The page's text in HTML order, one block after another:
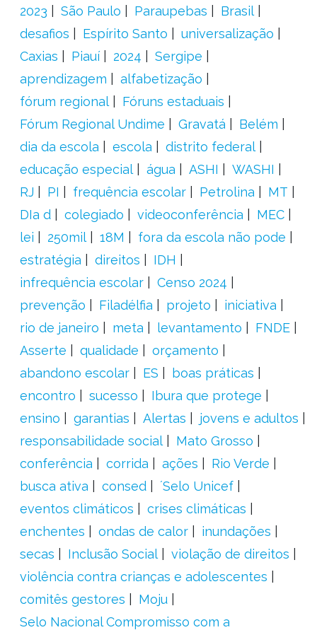
2023
São Paulo Paraupebas
Brasil
desafios
Espírito Santo
universalização
Caxias
Piauí 2024
Sergipe
aprendizagem
alfabetização
fórum regional
Fóruns estaduais
Fórum Regional Undime
Gravatá
Belém
dia da escola
escola
distrito federal
educação especial
água ASHI
WASHI
RJ
PI frequência escolar Petrolina
MT
DIa d
colegiado videoconferência
MEC
lei
250mil 18M
fora da escola não pode
estratégia
direitos
IDH
infrequência escolar
Censo 2024
prevenção
Filadélfia projeto
iniciativa
rio de janeiro
meta levantamento
FNDE
Asserte
qualidade
orçamento
abandono escolar
ES
boas práticas
encontro
sucesso
Ibura que protege
ensino
garantias Alertas
jovens e adultos
responsabilidade social
Mato Grosso
conferência
corrida ações
Rio Verde
busca ativa
consed
´Selo Unicef
eventos climáticos
crises climáticas
enchentes
ondas de calor
inundações
secas
Inclusão Social
violação de direitos
violência contra crianças e adolescentes
comitês gestores
Moju
Selo Nacional Compromisso com a